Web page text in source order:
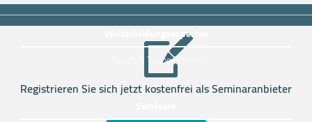
Registrieren Sie sich jetzt kostenfrei als Seminaranbieter
Weiterbildungsexperten
Coach & Trainer finden